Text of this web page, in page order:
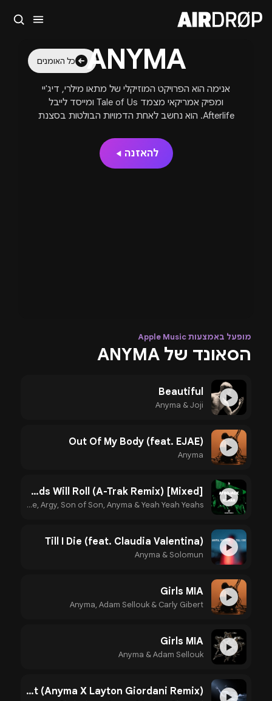
כל האומנים ANYMA
אנימה הוא הפרויקט המוזיקלי של מתאו מילרי, דיג'יי
ומפיק אמריקאי מצמד Tale of Us ומייסד לייבל
Afterlife. הוא נחשב לאחת הדמויות הבולטות בסצנת
עוצמתי וויז’ואלס דיגיטליים מרהיבים בהופעות. עם
להאזנה
מופעל באמצעות Apple Music
הסאונד של ANYMA
▶
Beautiful
Anyma & Joji
▶
Out Of My Body (feat. EJAE)
Anyma
▶
Riverside / Control / Voices In My Head / Heads Will Roll (A-Trak Remix) [Mixed]
Sidney Samson, AFROJACK, Lucas & Steve, Argy, Son of Son, Anyma & Yeah Yeah Yeahs
▶
Till I Die (feat. Claudia Valentina)
Anyma & Solomun
▶
Girls MIA
Anyma, Adam Sellouk & Carly Gibert
▶
Girls MIA
Anyma & Adam Sellouk
▶
At Night (Anyma X Layton Giordani Remix)
סגור
🔥בקרוב
טיפ: אפשר להקליד שם אומן, עיר, תאריך או שם חג.